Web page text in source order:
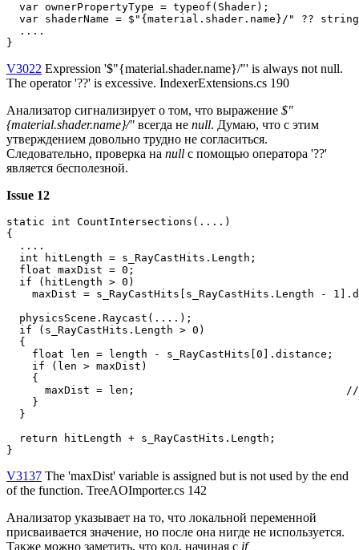
  var ownerPropertyType = typeof(Shader);
var shaderName = $"{material.shader.name}/" ??
  ....
}
V3022 Expression '$"{material.shader.name}/"' is always not null.
The operator '??' is excessive. IndexerExtensions.cs 190
Анализатор сигнализирует о том, что выражение $"
{material.shader.name}/" всегда не null. Думаю, что с этим
утверждением довольно трудно не согласиться.
Следовательно, проверка на null с помощью оператора '??'
является бесполезной.
Issue 12
static int CountIntersections(....)
{
  ....
  int hitLength = s_RayCastHits.Length;
  float maxDist = 0;
  if (hitLength > 0)
maxDist = s_RayCastHits[s_RayCastHits.Length -
  physicsScene.Raycast(....);
  if (s_RayCastHits.Length > 0)
  {
    float len = length - s_RayCastHits[0].distance;
    if (len > maxDist)
    {
maxDist = len;
    }
  }
  return hitLength + s_RayCastHits.Length;
}
V3137 The 'maxDist' variable is assigned but is not used by the end
of the function. TreeAOImporter.cs 142
Анализатор указывает на то, что локальной переменной
присваивается значение, но после она нигде не используется.
Также можно заметить, что код, начиная с if